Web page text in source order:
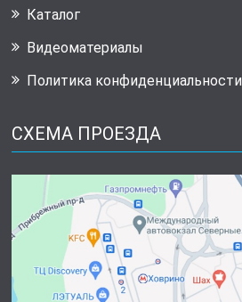
Каталог
Видеоматериалы
Политика конфиденциальности
СХЕМА ПРОЕЗДА